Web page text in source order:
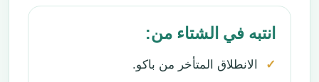
انتبه في الشتاء من:
الانطلاق المتأخر من باكو.